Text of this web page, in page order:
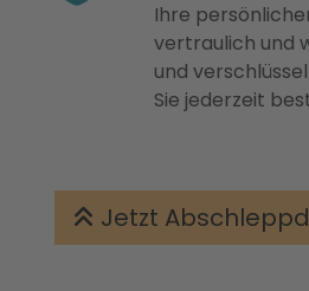
Ihre
vertraulich und
und
Sie jederzeit
Jetzt